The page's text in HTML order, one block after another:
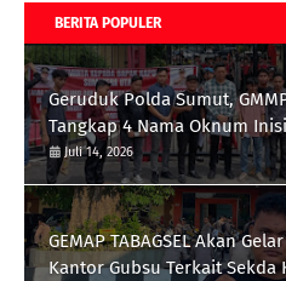
BERITA POPULER
Geruduk Polda Sumut,
Tangkap 4 Nama Oknum
terkait Tambang Emas
Tapsel/Madina
Juli 14, 2026
GEMAP TABAGSEL Akan
Kantor Gubsu Terkait Sekda